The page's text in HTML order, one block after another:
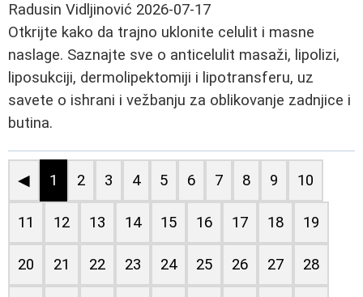
Radusin Vidljinović 2026-07-17
Otkrijte kako da trajno uklonite celulit i masne
naslage. Saznajte sve o anticelulit masaži, lipolizi,
liposukciji, dermolipektomiji i lipotransferu, uz
savete o ishrani i vežbanju za oblikovanje zadnjice i
butina.
◀ 1 2 3 4 5 6 7 8 9 10
11 12 13 14 15 16 17 18 19
20 21 22 23 24 25 26 27 28